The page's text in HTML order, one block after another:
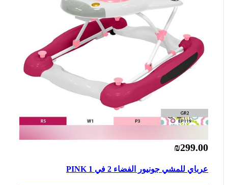
₪299.00
عرباي للمشي جونيور الفضاء 2 في 1 PINK